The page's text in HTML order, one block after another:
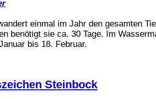
einmal im Jahr den gesamten
benötigt sie ca. 30 Tage. Im
bis 18. Februar.
Steinbock